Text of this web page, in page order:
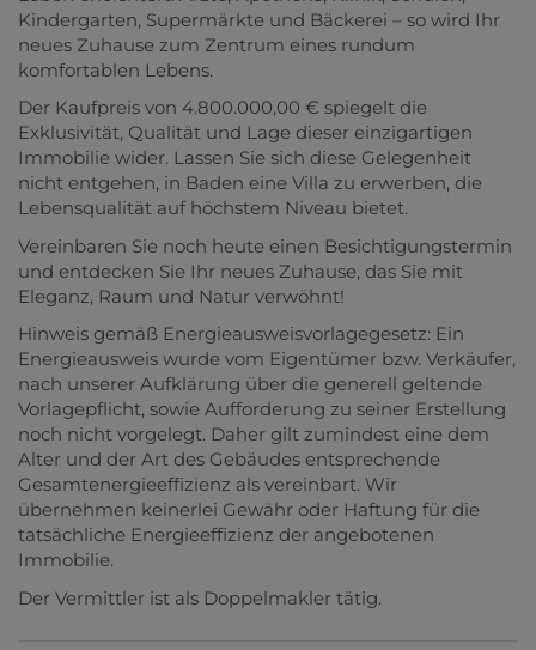
Kindergarten, Supermärkte und Bäckerei – so wird Ihr
neues Zuhause zum Zentrum eines rundum
komfortablen Lebens.
Der Kaufpreis von 4.800.000,00 € spiegelt die
Exklusivität, Qualität und Lage dieser einzigartigen
Immobilie wider. Lassen Sie sich diese Gelegenheit
nicht entgehen, in Baden eine Villa zu erwerben, die
Lebensqualität auf höchstem Niveau bietet.
Vereinbaren Sie noch heute einen Besichtigungstermin
und entdecken Sie Ihr neues Zuhause, das Sie mit
Eleganz, Raum und Natur verwöhnt!
Hinweis gemäß Energieausweisvorlagegesetz: Ein
Energieausweis wurde vom Eigentümer bzw. Verkäufer,
nach unserer Aufklärung über die generell geltende
Vorlagepflicht, sowie Aufforderung zu seiner Erstellung
noch nicht vorgelegt. Daher gilt zumindest eine dem
Alter und der Art des Gebäudes entsprechende
Gesamtenergieeffizienz als vereinbart. Wir
übernehmen keinerlei Gewähr oder Haftung für die
tatsächliche Energieeffizienz der angebotenen
Immobilie.
Der Vermittler ist als Doppelmakler tätig.